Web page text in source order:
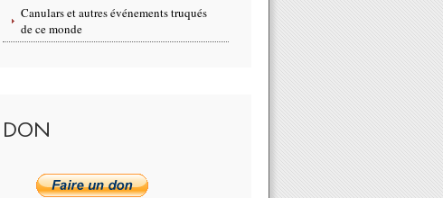
Canulars et autres événements truqués
de ce monde
DON